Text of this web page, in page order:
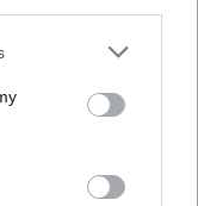
00:00:30
dviejų moterų ir